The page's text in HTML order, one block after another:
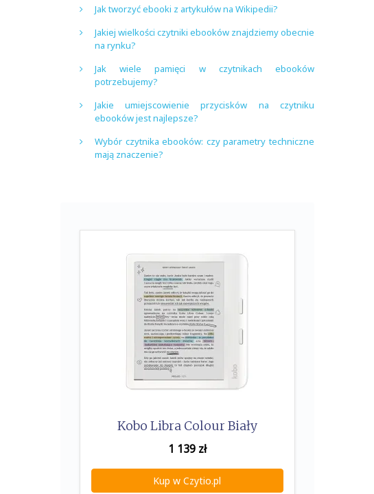
Jak tworzyć ebooki z artykułów na Wikipedii?
Jakiej wielkości czytniki ebooków znajdziemy obecnie
na rynku?
Jak wiele pamięci w czytnikach ebooków
potrzebujemy?
Jakie umiejscowienie przycisków na czytniku
ebooków jest najlepsze?
Wybór czytnika ebooków: czy parametry techniczne
mają znaczenie?
Kobo Libra Colour Biały
1 139zł
Kup w Czytio.pl